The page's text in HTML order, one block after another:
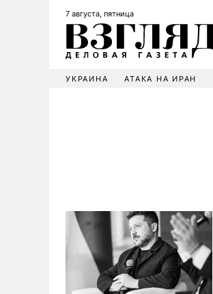
7 августа, пятница
УКРАИНА АТАКА НА ИРАН